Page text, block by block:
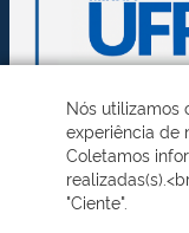
Nós utilizamos
experiência de
Coletamos
"Ciente".